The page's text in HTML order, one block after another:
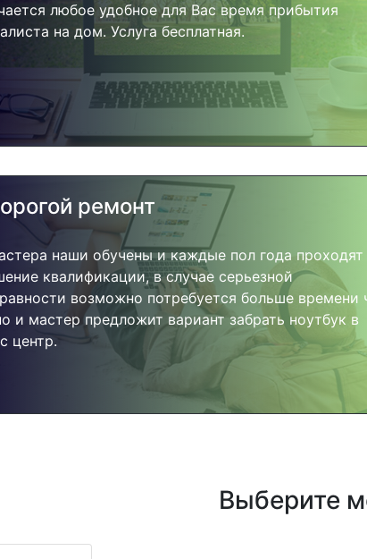
любое удобное для Вас время прибытия
на дом. Услуга бесплатная.
ремонт
наши обучены и каждые пол года проходят
квалификации, в случае серьезной
возможно потребуется больше времени
и мастер предложит вариант забрать ноутбук в
центр.
Выберите